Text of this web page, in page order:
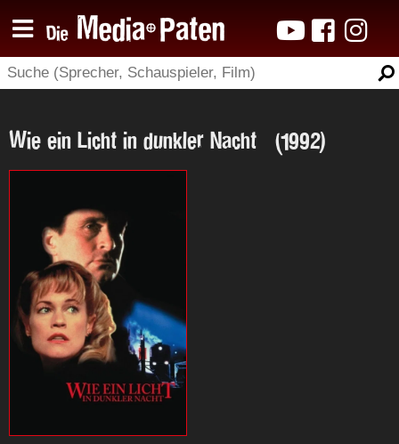
Wie ein Licht in dunkler Nacht (1992)